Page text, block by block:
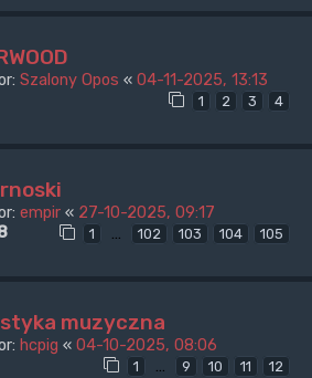
Szalony Opos « 04-11-2025, 13:13
1 2 3 4
empir « 27-10-2025, 09:17
1 … 102 103 104 105
muzyczna
hcpig « 04-10-2025, 08:06
1 … 9 10 11 12